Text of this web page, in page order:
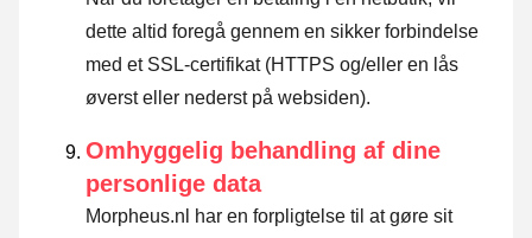
dette altid foregå gennem en sikker forbindelse
med et SSL-certifikat (HTTPS og/eller en lås
øverst eller nederst på websiden).
Omhyggelig behandling af dine
personlige data
Morpheus.nl har en forpligtelse til at gøre sit